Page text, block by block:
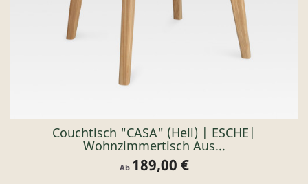
Couchtisch "CASA" (hell) | ESCHE|
Wohnzimmertisch Aus...
Ab Preis
189,00 €